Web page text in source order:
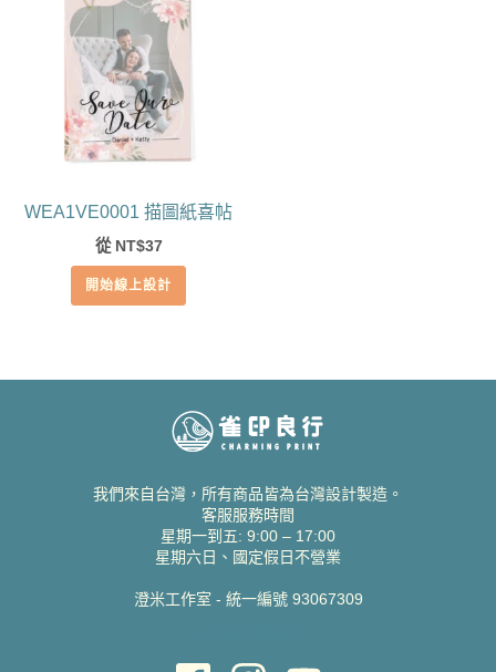
WEA1VE0001 描圖紙喜帖
從 NT$37
開始線上設計
我們來自台灣，所有商品皆為台灣設計製造。
客服服務時間
星期一到五: 9:00 – 17:00
星期六日、國定假日不營業
澄米工作室 - 統一編號 93067309